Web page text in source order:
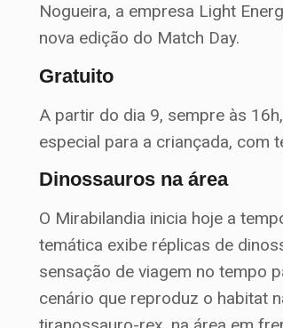
Nogueira, a empresa Light
nova edição do Match Day.
Gratuito
A partir do dia 9, sempre às
especial para a criançada, com
Dinossauros na área
O Mirabilandia inicia hoje a
temática exibe réplicas de
sensação de viagem no tempo
cenário que reproduz o habitat